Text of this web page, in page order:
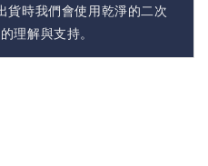
貨時我們會使用乾淨的二次
理解與支持。